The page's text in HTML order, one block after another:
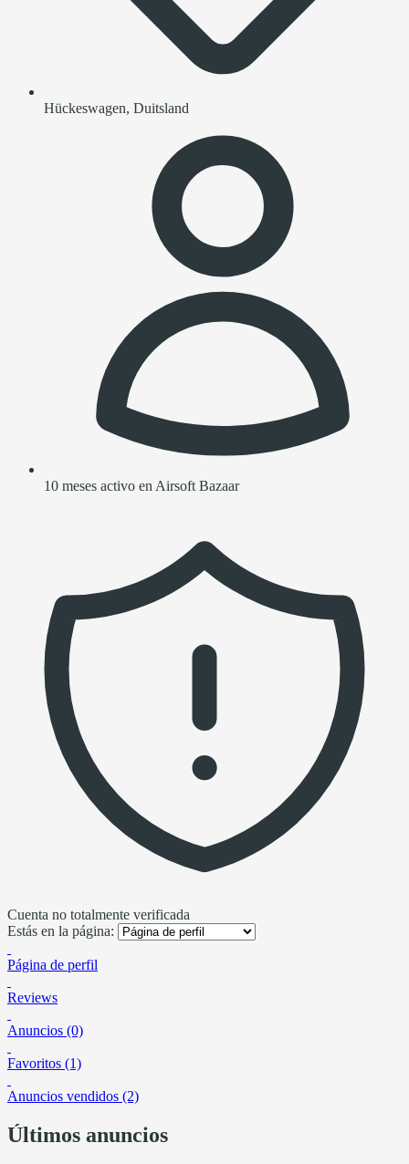
Hückeswagen, Duitsland
10 meses activo en Airsoft Bazaar
Cuenta no totalmente verificada
Estás en la página:
Página de perfil
Reviews
Anuncios (0)
Favoritos (1)
Anuncios vendidos (2)
Últimos anuncios